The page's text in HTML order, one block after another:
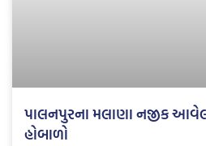
પાલનપુરના મલાણા નજીક આવેલ
હોબાળો